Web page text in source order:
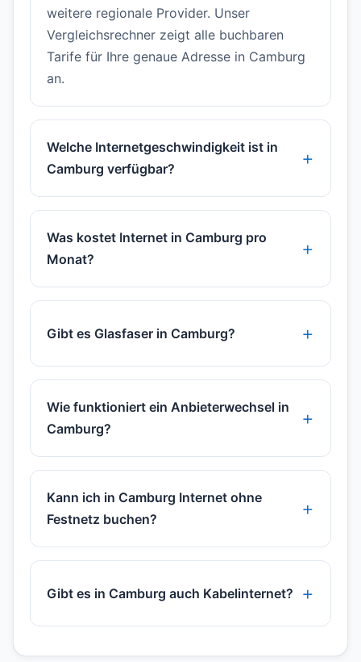
weitere regionale Provider. Unser
Vergleichsrechner zeigt alle buchbaren
Tarife für Ihre genaue Adresse in Camburg
an.
Welche Internetgeschwindigkeit ist in
Camburg verfügbar?
Was kostet Internet in Camburg pro
Monat?
Gibt es Glasfaser in Camburg?
Wie funktioniert ein Anbieterwechsel in
Camburg?
Kann ich in Camburg Internet ohne
Festnetz buchen?
Gibt es in Camburg auch Kabelinternet?